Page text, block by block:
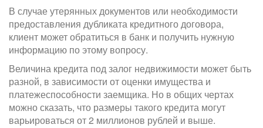
В случае утерянных документов или необходимости
предоставления дубликата кредитного договора,
клиент может обратиться в банк и получить нужную
информацию по этому вопросу.
Величина кредита под залог недвижимости может быть
разной, в зависимости от оценки имущества и
платежеспособности заемщика. Но в общих чертах
можно сказать, что размеры такого кредита могут
варьироваться от 2 миллионов рублей и выше.